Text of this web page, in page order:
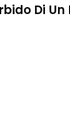
Di Un